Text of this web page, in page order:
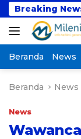
Langsung
ke
konten
Breaking
Salurkan
Beranda News
Beranda News
News